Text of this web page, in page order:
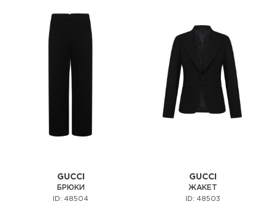
GUCCI
БРЮКИ
ID: 48504
GUCCI
ЖАКЕТ
ID: 48503